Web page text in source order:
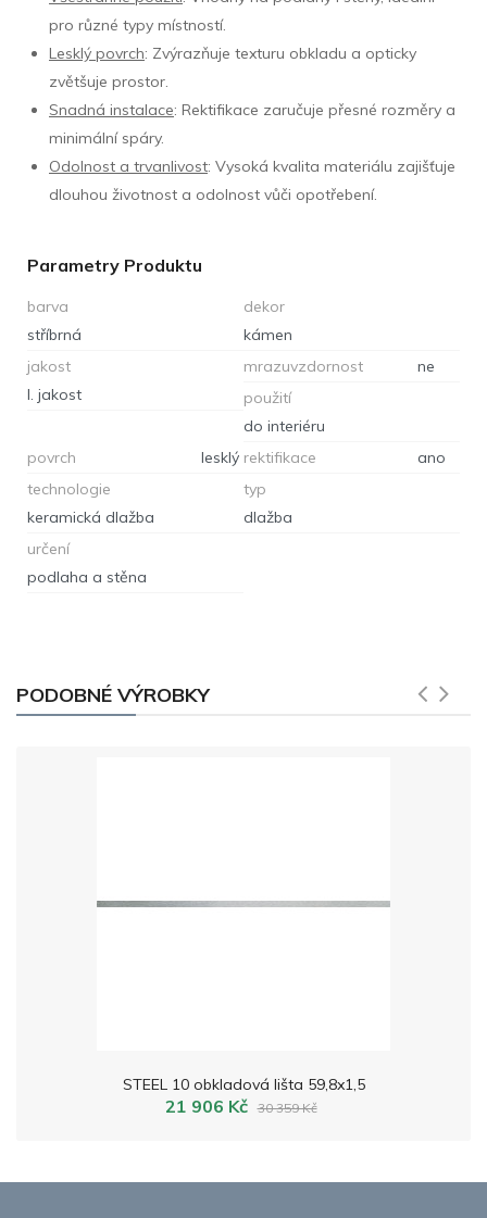
pro různé typy místností.
Lesklý povrch: Zvýrazňuje texturu obkladu a opticky
zvětšuje prostor.
Snadná instalace: Rektifikace zaručuje přesné rozměry a
minimální spáry.
Odolnost a trvanlivost: Vysoká kvalita materiálu zajišťuje
dlouhou životnost a odolnost vůči opotřebení.
Parametry Produktu
barva
stříbrná
dekor
kámen
jakost
I. jakost
mrazuvzdornost
ne
použití
do interiéru
povrch
lesklý rektifikace
ano
technologie
keramická dlažba
typ
dlažba
určení
podlaha a stěna
PODOBNÉ VÝROBKY
STEEL 10 obkladová lišta 59,8x1,5
21 906 Kč 30 359 Kč